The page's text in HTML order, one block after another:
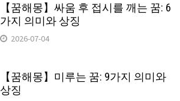
【꿈해몽】싸움 후 접시를 깨는 꿈: 6
가지 의미와 상징
2026-07-04
【꿈해몽】미루는 꿈: 9가지 의미와
상징